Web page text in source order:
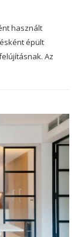
használt
épült
Az